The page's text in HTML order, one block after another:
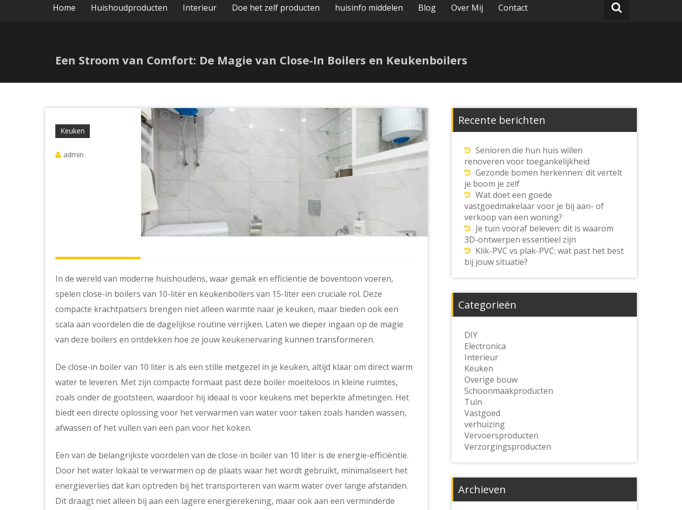
Home Huishoudproducten Interieur Doe het zelf producten huisinfo middelen Blog Over Mij Contact
Een Stroom van Comfort: De Magie van Close-In Boilers en Keukenboilers
Keuken
admin
In de wereld van moderne huishoudens, waar gemak en efficiëntie de boventoon voeren,
spelen close-in boilers van 10-liter en keukenboilers van 15-liter een cruciale rol. Deze
compacte krachtpatsers brengen niet alleen warmte naar je keuken, maar bieden ook een
scala aan voordelen die de dagelijkse routine verrijken. Laten we dieper ingaan op de magie
van deze boilers en ontdekken hoe ze jouw keukenervaring kunnen transformeren.
De close-in boiler van 10 liter is als een stille metgezel in je keuken, altijd klaar om direct warm
water te leveren. Met zijn compacte formaat past deze boiler moeiteloos in kleine ruimtes,
zoals onder de gootsteen, waardoor hij ideaal is voor keukens met beperkte afmetingen. Het
biedt een directe oplossing voor het verwarmen van water voor taken zoals handen wassen,
afwassen of het vullen van een pan voor het koken.
Een van de belangrijkste voordelen van de close-in boiler van 10 liter is de energie-efficiëntie.
Door het water lokaal te verwarmen op de plaats waar het wordt gebruikt, minimaliseert het
energieverlies dat kan optreden bij het transporteren van warm water over lange afstanden.
Dit draagt niet alleen bij aan een lagere energierekening, maar ook aan een verminderde
Recente berichten
Senioren die hun huis willen
renoveren voor toegankelijkheid
Gezonde bomen herkennen: dit vertelt
je boom je zelf
Wat doet een goede
vastgoedmakelaar voor je bij aan- of
verkoop van een woning?
Je tuin vooraf beleven: dit is waarom
3D-ontwerpen essentieel zijn
Klik-PVC vs plak-PVC: wat past het best
bij jouw situatie?
Categorieën
DIY
Electronica
Interieur
Keuken
Overige bouw
Schoonmaakproducten
Tuin
Vastgoed
verhuizing
Vervoersproducten
Verzorgingsproducten
Archieven